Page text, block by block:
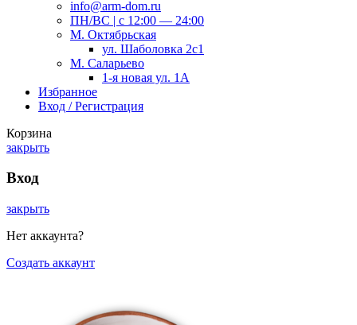
info@arm-dom.ru
ПН/ВС | c 12:00 — 24:00
М. Октябрьская
ул. Шаболовка 2с1
М. Саларьево
1-я новая ул. 1А
Избранное
Вход / Регистрация
Корзина
закрыть
Вход
закрыть
Нет аккаунта?
Создать аккаунт